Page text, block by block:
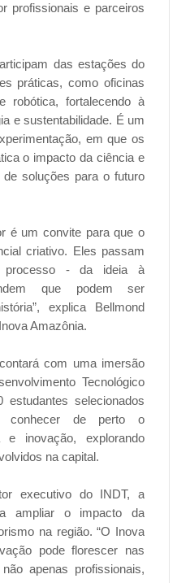
profissionais e parceiros
das estações do
práticas, como oficinas
robótica, fortalecendo à
e sustentabilidade. É um
em que os
o impacto da ciência e
soluções para o futuro
é um convite para que o
criativo. Eles passam
- da ideia à
que podem ser
explica Bellmond
Amazônia.
com uma imersão
Tecnológico
selecionados
conhecer de perto o
e inovação, explorando
na capital.
executivo do INDT, a
ampliar o impacto da
na região. “O Inova
pode florescer nas
apenas profissionais,